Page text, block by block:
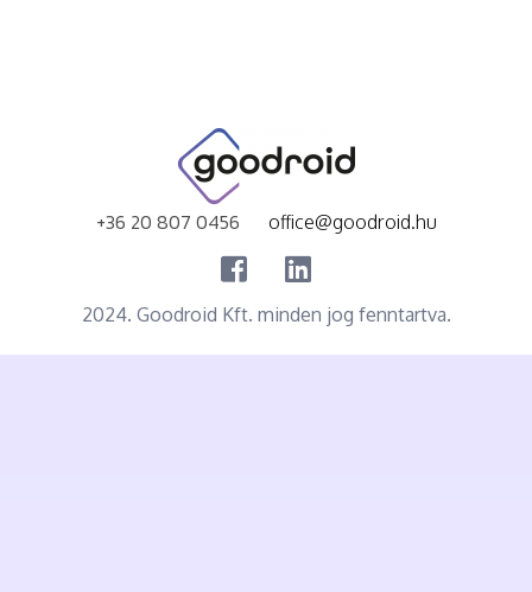
+36 20 807 0456 office@goodroid.hu
2024. Goodroid Kft. minden jog fenntartva.